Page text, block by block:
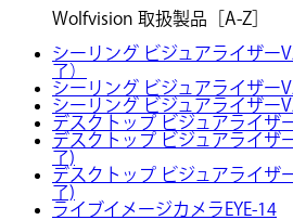
Wolfvision 取扱製品［A-Z］
シーリング ビジュアライザー
了）
シーリング ビジュアライザー
シーリング ビジュアライザー
デスクトップ ビジュアライザ
デスクトップ ビジュアライザ
了)
デスクトップ ビジュアライザ
了)
ライブイメージカメラEYE-14